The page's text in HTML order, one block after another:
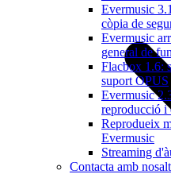
Evermusic
còpia de
Evermusic
general de
Flacbox 1.6:
suport OPUS
Evermusic
reproducció i
Reprodueix
Evermusic
Streaming
Contacta amb